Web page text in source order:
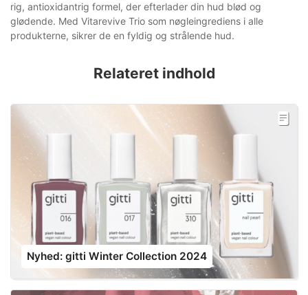
rig, antioxidantrig formel, der efterlader din hud blød og
glødende. Med Vitarevive Trio som nøgleingrediens i alle
produkterne, sikrer de en fyldig og strålende hud.
Relateret indhold
Nyhed: gitti Winter Collection 2024